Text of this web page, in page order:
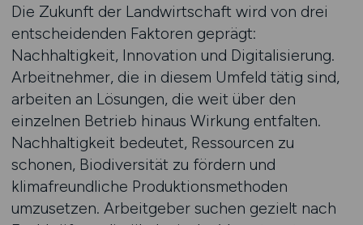
Die Zukunft der Landwirtschaft wird von drei
entscheidenden Faktoren geprägt:
Nachhaltigkeit, Innovation und Digitalisierung.
Arbeitnehmer, die in diesem Umfeld tätig sind,
arbeiten an Lösungen, die weit über den
einzelnen Betrieb hinaus Wirkung entfalten.
Nachhaltigkeit bedeutet, Ressourcen zu
schonen, Biodiversität zu fördern und
klimafreundliche Produktionsmethoden
umzusetzen. Arbeitgeber suchen gezielt nach